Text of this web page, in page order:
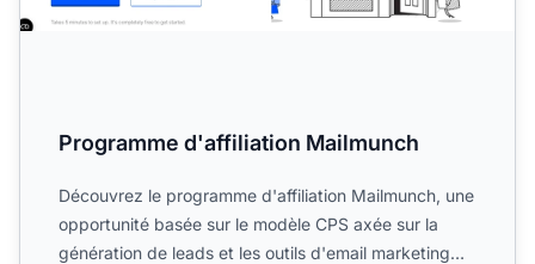
Programme d'affiliation Mailmunch
Découvrez le programme d'affiliation Mailmunch, une
opportunité basée sur le modèle CPS axée sur la
génération de leads et les outils d'email marketing